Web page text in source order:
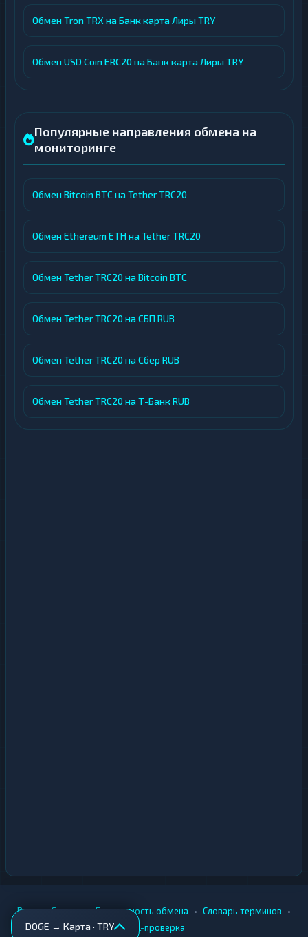
Обмен Tron TRX на Банк карта Лиры TRY
Обмен USD Coin ERC20 на Банк карта Лиры TRY
Популярные направления обмена на
мониторинге
Обмен Bitcoin BTC на Tether TRC20
Обмен Ethereum ETH на Tether TRC20
Обмен Tether TRC20 на Bitcoin BTC
Обмен Tether TRC20 на СБП RUB
Обмен Tether TRC20 на Сбер RUB
Обмен Tether TRC20 на Т-Банк RUB
DOGE → Карта · TRY
Вики • Города • Безопасность обмена • Словарь терминов •
AML-проверка